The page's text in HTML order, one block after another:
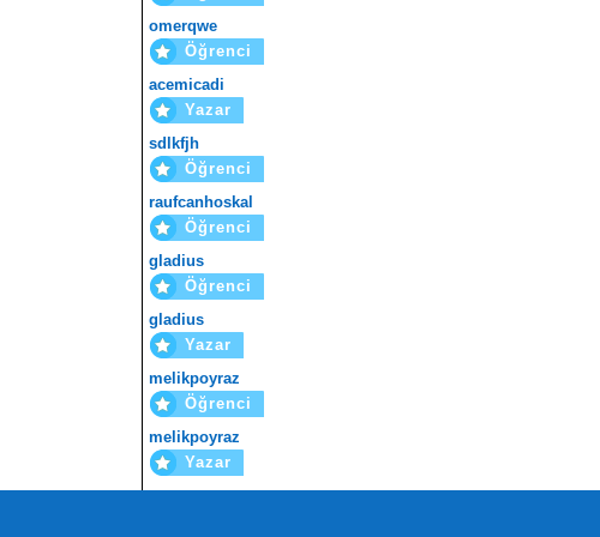
omerqwe
Öğrenci
acemicadi
Yazar
sdlkfjh
Öğrenci
raufcanhoskal
Öğrenci
gladius
Öğrenci
gladius
Yazar
melikpoyraz
Öğrenci
melikpoyraz
Yazar